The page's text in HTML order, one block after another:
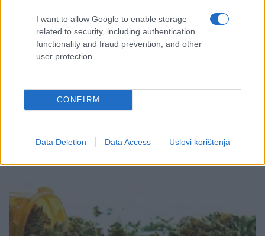
I want to allow Google to enable storage
related to security, including authentication
functionality and fraud prevention, and other
user protection.
CONFIRM
Data Deletion Data Access Uslovi korištenja
20.01.17. 20:47
Pogledajte šta se dogodi kada ovaj čovjek uzme
kanabis protiv Parkinsonove bolesti (VIDEO)
Saznaj više